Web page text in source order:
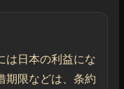
は日本の利益にな
期限などは、条約